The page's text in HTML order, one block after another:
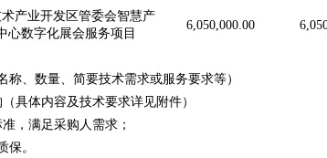
产业开发区管委会智慧产
心数字化展会服务项目
6,050,000.00
、数量、简要技术需求或服务要求等）
具体内容及技术要求详见附件）
，满足采购人需求 ；
保。